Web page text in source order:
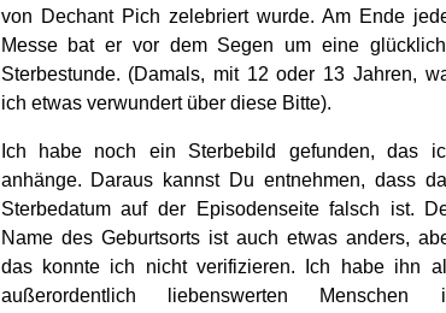
von Dechant Pich zelebriert wurde. Am Ende
Messe bat er vor dem Segen um eine
Sterbestunde. (Damals, mit 12 oder 13 Jahren,
ich etwas verwundert über diese Bitte).
Ich habe noch ein Sterbebild gefunden, das
anhänge. Daraus kannst Du entnehmen, dass
Sterbedatum auf der Episodenseite falsch ist.
Name des Geburtsorts ist auch etwas anders,
das konnte ich nicht verifizieren. Ich habe ihn
außerordentlich liebenswerten Menschen